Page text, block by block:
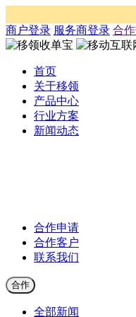
近期不法分子冒用我司
商户登录 服务商登录 合
首页
关于移领
产品中心
行业方案
新闻动态
合作申请
合作客户
联系我们
合作
全部新闻